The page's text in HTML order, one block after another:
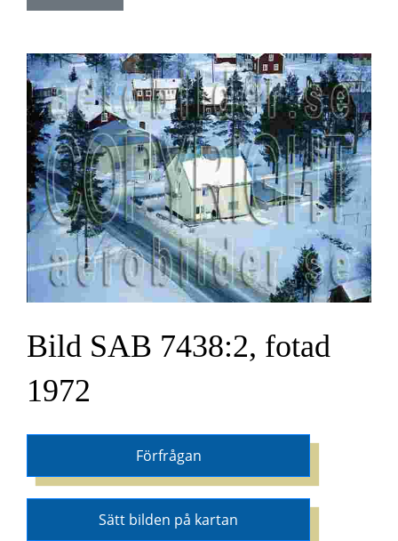
Bild SAB 7438:2, fotad
1972
Förfrågan
Sätt bilden på kartan